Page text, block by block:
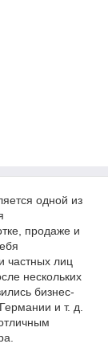
одной из
продаже и
частных лиц
нескольких
бизнес-
и т. д.